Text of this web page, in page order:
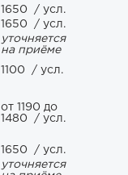
1650
/ усл.
1650 / усл.
уточняется
на приёме
1100 / усл.
от 1190 до
1480
/ усл.
1650 / усл.
уточняется